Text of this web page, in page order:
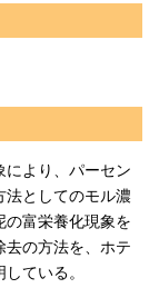
により、パーセン
法としてのモル濃
の富栄養化現象を
去の方法を、ホテ
ている。